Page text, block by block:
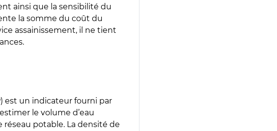
ainsi que la sensibilité du
la somme du coût du
assainissement, il ne tient
est un indicateur fourni par
le volume d’eau
potable. La densité de